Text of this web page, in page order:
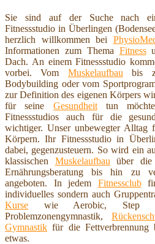
Sie sind auf der Suche nach
Fitnessstudio in Überlingen
herzlich willkommen bei
Informationen zum Thema Fitness
Dach. An einem Fitnessstudio
vorbei. Vom Muskelaufbau bis
Bodybuilding oder vom
zur Definition des eigenen Körpers
für seine Gesundheittun
Fitnessstudios auch für die
wichtiger. Unser unbewegter Alltag
Körpern. Ihr Fitnessstudio in
dabei, gegenzusteuern. So wird ein
klassischen Muskelaufbau über die
Ernährungsberatung bis hin zu
angeboten. In jedem Fitnessclub
individuelles sondern auch
Kurse wie Aerobic, Step
Problemzonengymnastik,
Gymnastik für die Fettverbrennung
etwas.